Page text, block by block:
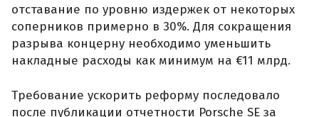
отставание по уровню издержек от некоторых
соперников примерно в 30%. Для сокращения
разрыва концерну необходимо уменьшить
накладные расходы как минимум на €11 млрд.
Требование ускорить реформу последовало
после публикации отчетности Porsche SE за